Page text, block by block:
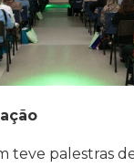
teve palestras